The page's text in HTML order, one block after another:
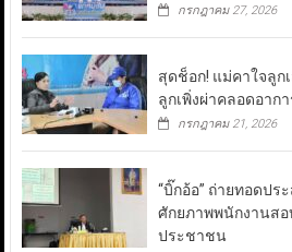
กรกฎาคม 27, 2026
สุดช็อก! แม่คาใจลูก
ลูกเพิ่งผ่าคลอดอาก
กรกฎาคม 21, 2026
“บิ๊กอ้อ” ถ่ายทอดปร
ศักยภาพพนักงานสอ
ประชาชน